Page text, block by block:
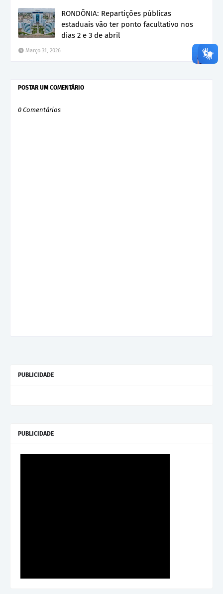
RONDÔNIA: Repartições públicas
estaduais vão ter ponto facultativo nos
dias 2 e 3 de abril
Março 31, 2026
POSTAR UM COMENTÁRIO
0 Comentários
PUBLICIDADE
PUBLICIDADE